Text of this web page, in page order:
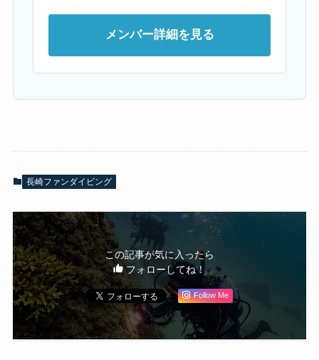
メンバー詳細を見る
長崎ファンダイビング
この記事が気に入ったら
フォローしてね！
Follow Me